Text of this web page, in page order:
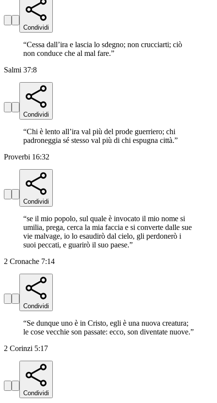
Condividi
“Cessa dall’ira e lascia lo sdegno; non crucciarti; ciò
non conduce che al mal fare.”
Salmi 37:8
Condividi
“Chi è lento all’ira val più del prode guerriero; chi
padroneggia sé stesso val più di chi espugna città.”
Proverbi 16:32
Condividi
“se il mio popolo, sul quale è invocato il mio nome si
umilia, prega, cerca la mia faccia e si converte dalle sue
vie malvage, io lo esaudirò dal cielo, gli perdonerò i
suoi peccati, e guarirò il suo paese.”
2 Cronache 7:14
Condividi
“Se dunque uno è in Cristo, egli è una nuova creatura;
le cose vecchie son passate: ecco, son diventate nuove.”
2 Corinzi 5:17
Condividi